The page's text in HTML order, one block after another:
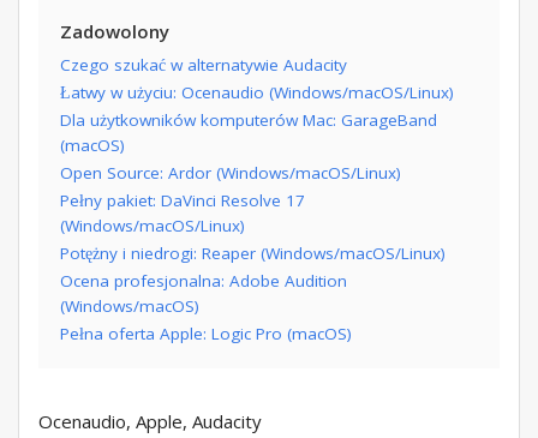
Zadowolony
Czego szukać w alternatywie Audacity
Łatwy w użyciu: Ocenaudio (Windows/macOS/Linux)
Dla użytkowników komputerów Mac: GarageBand
(macOS)
Open Source: Ardor (Windows/macOS/Linux)
Pełny pakiet: DaVinci Resolve 17
(Windows/macOS/Linux)
Potężny i niedrogi: Reaper (Windows/macOS/Linux)
Ocena profesjonalna: Adobe Audition
(Windows/macOS)
Pełna oferta Apple: Logic Pro (macOS)
Ocenaudio, Apple, Audacity